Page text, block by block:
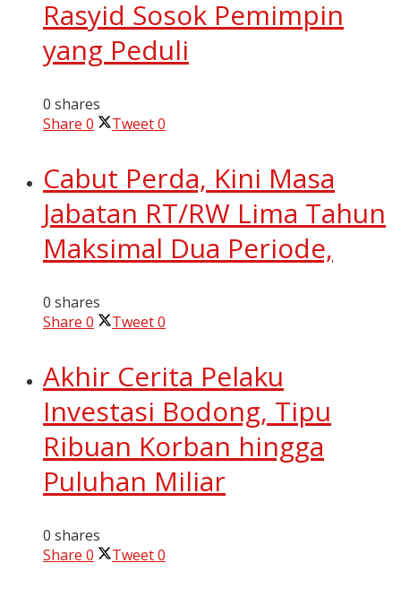
Rasyid Sosok Pemimpin
yang Peduli
0 shares
Share 0 Tweet0
Cabut Perda, Kini Masa
Jabatan RT/RW Lima Tahun
Maksimal Dua Periode,
0 shares
Share 0 Tweet0
Akhir Cerita Pelaku
Investasi Bodong, Tipu
Ribuan Korban hingga
Puluhan Miliar
0 shares
Share 0 Tweet0